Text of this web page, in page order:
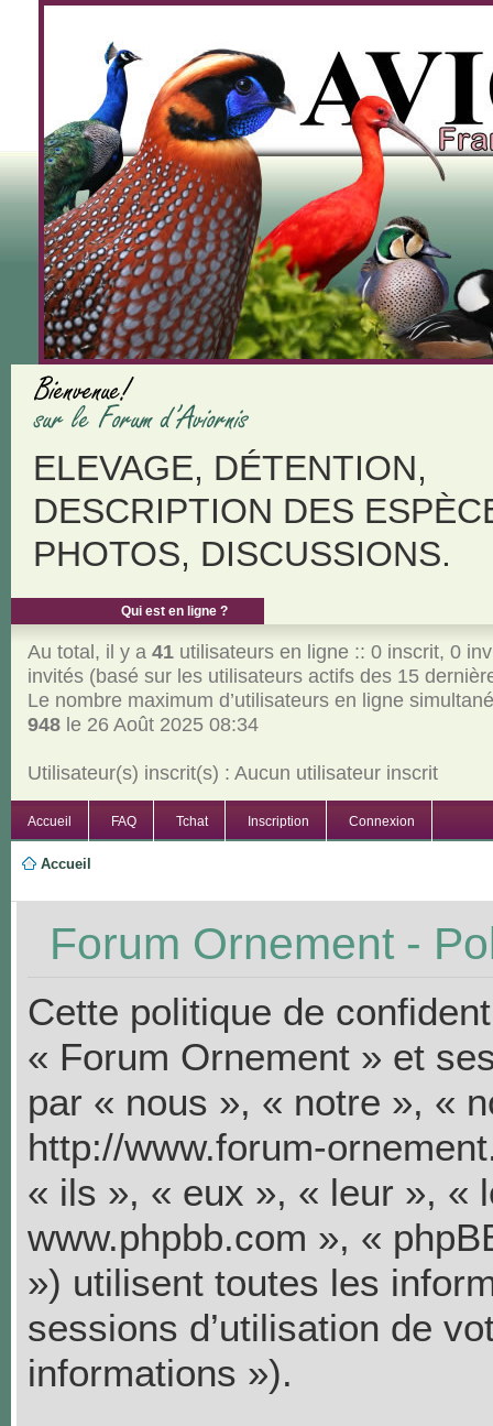
ELEVAGE, DÉTENTION,
DESCRIPTION DES
PHOTOS, DISCUSSIONS.
Qui est en ligne ?
Au total, il y a 41utilisateurs en ligne :: 0 inscrit, 0
invités (basé sur les utilisateurs actifs des 15
Le nombre maximum d’utilisateurs en ligne
948le 26 Août 2025 08:34
Utilisateur(s) inscrit(s) : Aucun utilisateur inscrit
Accueil FAQ Tchat Inscription Connexion
Accueil
Forum Ornement -
Cette politique de
« Forum Ornement » et
par « nous », « notre », «
http://www.forum-
« ils », « eux », « leur », «
www.phpbb.com », «
») utilisent toutes les
sessions d’utilisation de
informations »).